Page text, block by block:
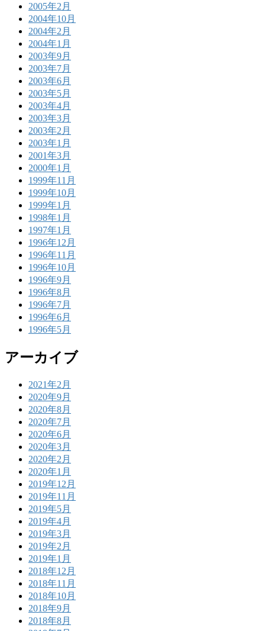
2005年2月
2004年10月
2004年2月
2004年1月
2003年9月
2003年7月
2003年6月
2003年5月
2003年4月
2003年3月
2003年2月
2003年1月
2001年3月
2000年1月
1999年11月
1999年10月
1999年1月
1998年1月
1997年1月
1996年12月
1996年11月
1996年10月
1996年9月
1996年8月
1996年7月
1996年6月
1996年5月
アーカイブ
2021年2月
2020年9月
2020年8月
2020年7月
2020年6月
2020年3月
2020年2月
2020年1月
2019年12月
2019年11月
2019年5月
2019年4月
2019年3月
2019年2月
2019年1月
2018年12月
2018年11月
2018年10月
2018年9月
2018年8月